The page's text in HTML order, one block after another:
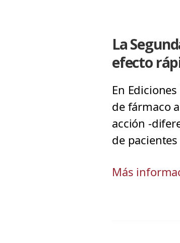
La
efecto
En
de fármaco
acción -
de
Más